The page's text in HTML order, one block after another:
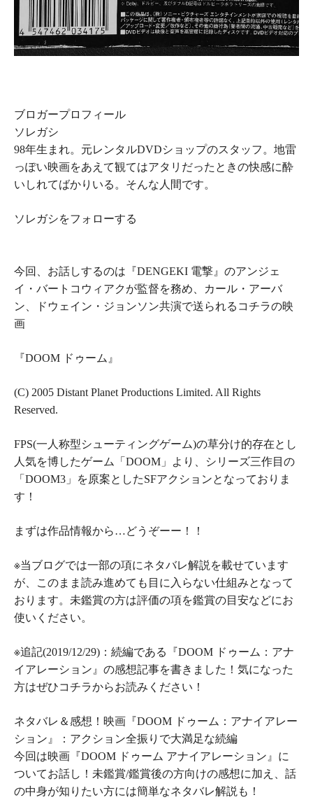
ブロガープロフィール
ソレガシ
98年生まれ。元レンタルDVDショップのスタッフ。地雷
っぽい映画をあえて観てはアタリだったときの快感に酔
いしれてばかりいる。そんな人間です。
ソレガシをフォローする
今回、お話しするのは『DENGEKI 電撃 』のアンジェ
イ・バートコウィアクが監督を務め、カール・アーバ
ン、ドウェイン・ジョンソン共演で送られるコチラの映
画
『DOOM ドゥーム 』
(C) 2005 Distant Planet Productions Limited. All Rights
Reserved.
FPS(一人称型シューティングゲーム)の草分け的存在とし
人気を博したゲーム「DOOM」より、シリーズ三作目の
「DOOM3」を原案としたSFアクションとなっておりま
す！
まずは作品情報から…どうぞーー！！
※当ブログでは一部の項にネタバレ解説 を載せています
が、このまま読み進めても 目に入らない仕組みとなって
おります。未鑑賞の方は評価の項を鑑賞の目安などにお
使いください。
※追記(2019/12/29)：続編である『DOOM ドゥーム：アナ
イアレーション 』の感想記事を書きました！気になった
方はぜひコチラからお読みください！
ネタバレ＆感想！映画『DOOM ドゥーム：アナイアレー
ション』：アクション全振りで大満足な続編
今回は映画『DOOM ドゥーム アナイアレーション』に
ついてお話し！未鑑賞/鑑賞後の方向けの感想に加え、話
の中身が知りたい方には簡単なネタバレ解説も！